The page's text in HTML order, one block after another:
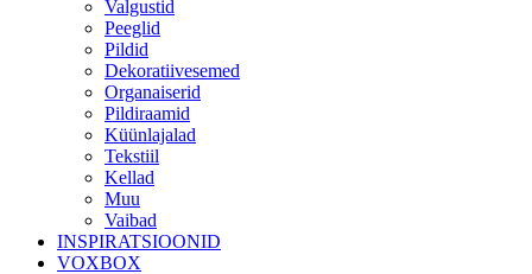
Valgustid
Peeglid
Pildid
Dekoratiivesemed
Organaiserid
Pildiraamid
Küünlajalad
Tekstiil
Kellad
Muu
Vaibad
INSPIRATSIOONID
VOXBOX